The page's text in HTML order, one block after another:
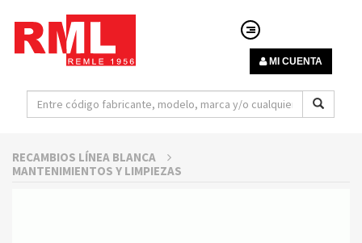
MI CUENTA
RECAMBIOS LÍNEA BLANCA
MANTENIMIENTOS Y LIMPIEZAS